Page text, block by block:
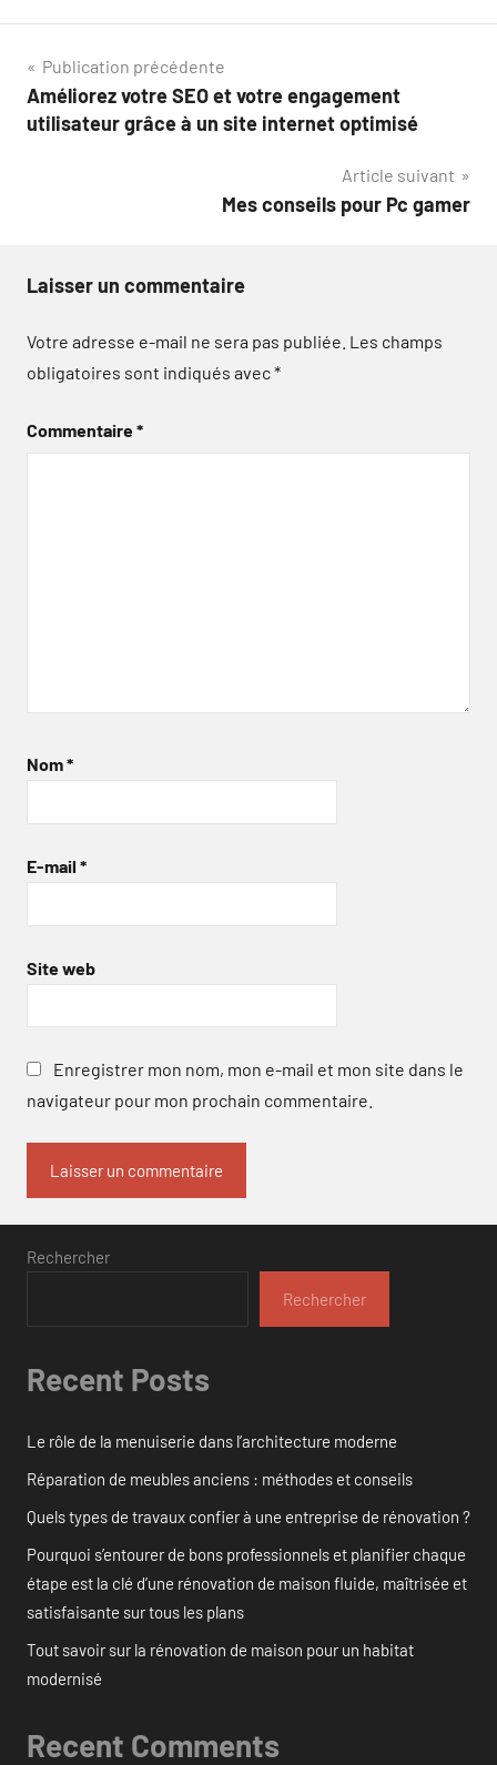
Navigation
de
Publication précédente
Améliorez votre SEO et votre engagement
utilisateur grâce à un site internet optimisé
Article suivant
Mes conseils pour Pc gamer
Laisser un commentaire
Votre adresse e-mail ne sera pas publiée. Les champs
obligatoires sont indiqués avec*
Commentaire*
Nom*
E-mail *
Site web
Enregistrer mon nom, mon e-mail et mon site dans le
navigateur pour mon prochain commentaire.
Rechercher
Rechercher
Recent Posts
Le rôle de la menuiserie dans l’architecture moderne
Réparation de meubles anciens : méthodes et conseils
Quels types de travaux confier à une entreprise de rénovation ?
Pourquoi s’entourer de bons professionnels et planifier chaque
étape est la clé d’une rénovation de maison fluide, maîtrisée et
satisfaisante sur tous les plans
Tout savoir sur la rénovation de maison pour un habitat
modernisé
Recent Comments